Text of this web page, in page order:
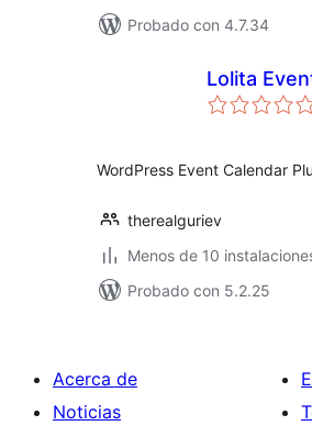
Probado con 4.7.34
Lolita
WordPress Event Calendar
therealguriev
Menos de 10
Probado con 5.2.25
Acerca de
Noticias